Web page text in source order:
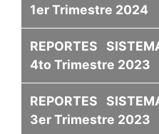
1er Trimestre 2024
REPORTES
4to Trimestre 2023
REPORTES
3er Trimestre 2023